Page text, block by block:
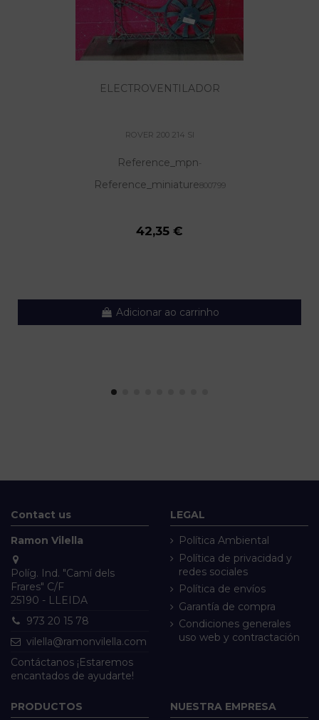
ELECTROVENTILADOR
ROVER 200 214 SI
Reference_mpn-
Reference_miniature800799
42,35 €
Adicionar ao carrinho
Contact us
Ramon Vilella
Políg. Ind. "Camí dels
Frares" C/F
25190 - LLEIDA
973 20 15 78
vilella@ramonvilella.com
Contáctanos ¡Estaremos
encantados de ayudarte!
LEGAL
Política Ambiental
Política de privacidad y
redes sociales
Política de envíos
Garantía de compra
Condiciones generales
uso web y contractación
PRODUCTOS NUESTRA EMPRESA